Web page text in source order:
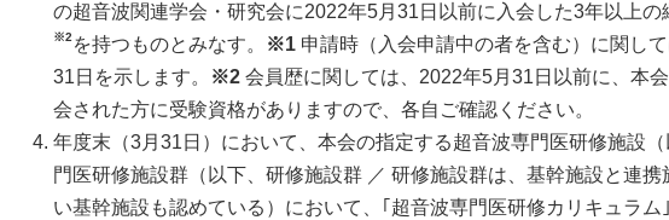
の超音波関連学会・研究会に2022年5月31日以前に入会した3年以上
※2 を持つものとみなす。 ※1 申請時（入会申請中の者を含む）に関し
31日を示します。
※2 会員歴に関しては、2022年5月31日以前に、本
会された方に受験資格がありますので、各自ご確認ください。
年度末（3月31日）において、本会の指定する超音波専門医研修施設
門医研修施設群（以下、研修施設群 ／ 研修施設群は、基幹施設と連
い基幹施設も認めている）において、｢超音波専門医研修カリキュラ